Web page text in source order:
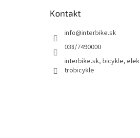
Kontakt
info@interbike.sk
038/7490000
interbike.sk, bicykle, elek
trobicykle